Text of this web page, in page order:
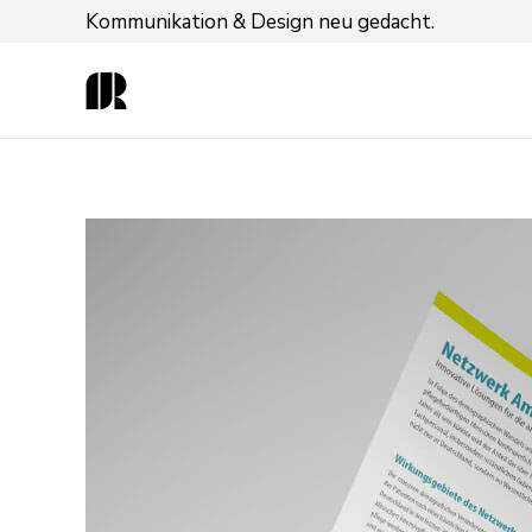
Kommunikation & Design neu gedacht.